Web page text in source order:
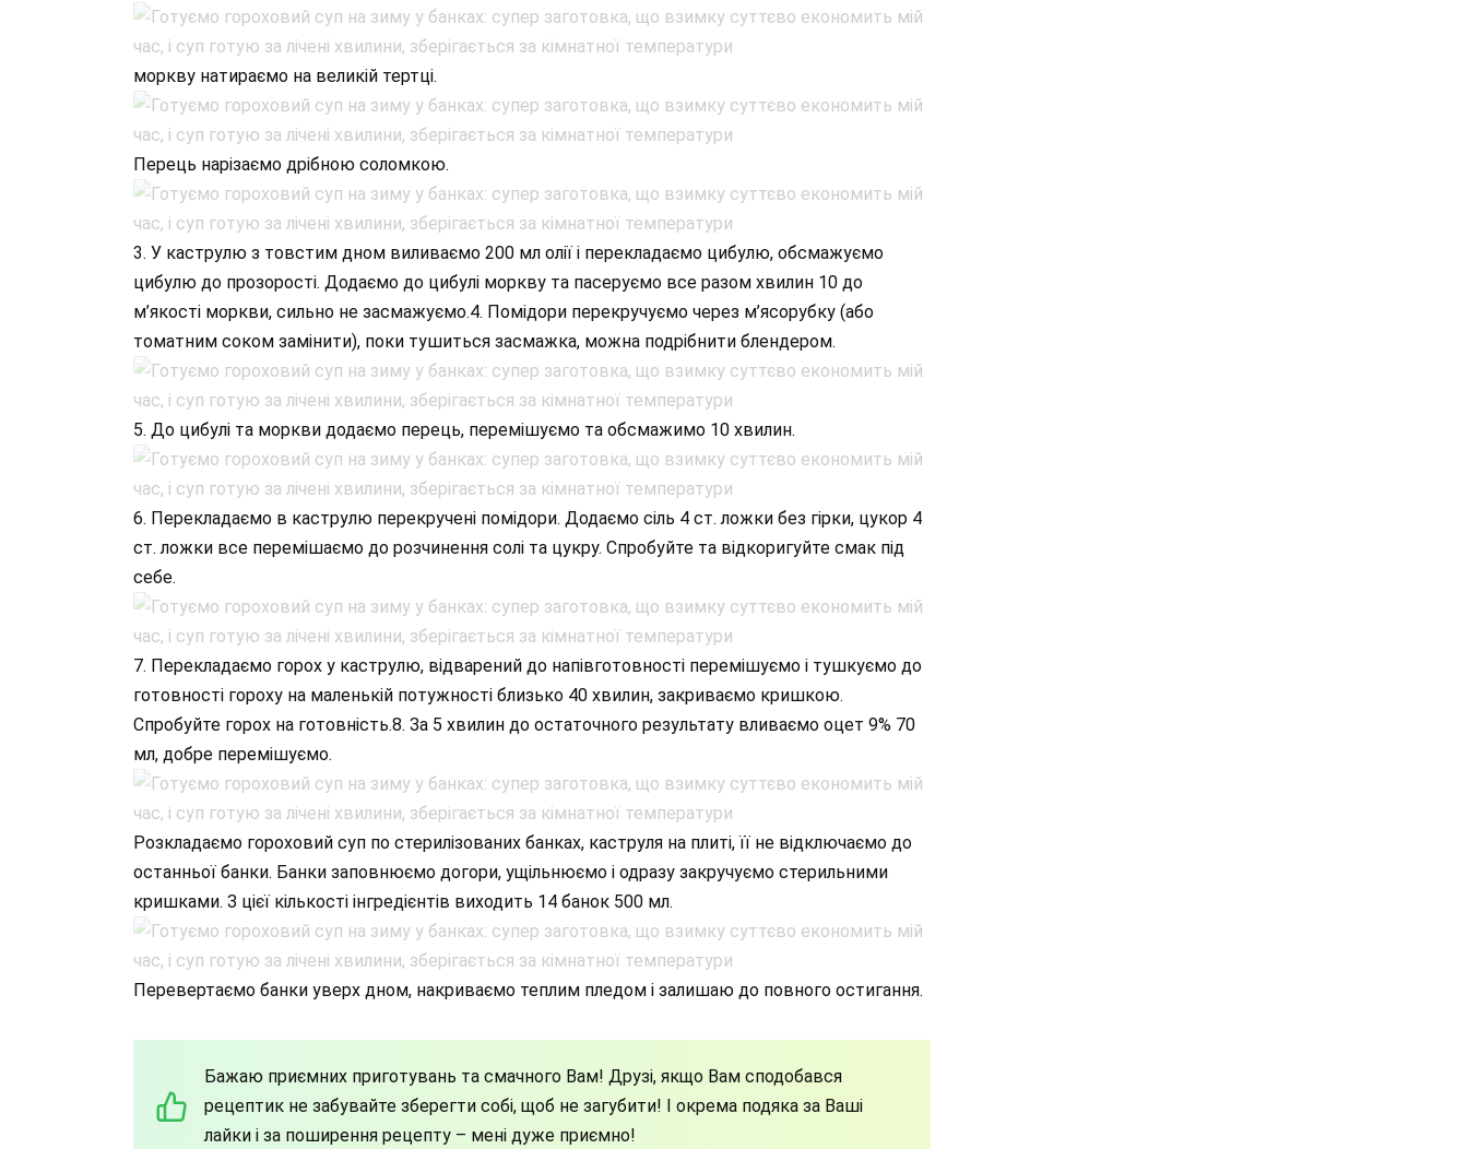
моркву натираємо на великій тертці.
Перець нарізаємо дрібною соломкою.
3. У каструлю з товстим дном виливаємо 200 мл олії і перекладаємо цибулю, обсмажуємо
цибулю до прозорості. Додаємо до цибулі моркву та пасеруємо все разом хвилин 10 до
м’якості моркви, сильно не засмажуємо.4. Помідори перекручуємо через м’ясорубку (або
томатним соком замінити), поки тушиться засмажка, можна подрібнити блендером.
5. До цибулі та моркви додаємо перець, перемішуємо та обсмажимо 10 хвилин.
6. Перекладаємо в каструлю перекручені помідори. Додаємо сіль 4 ст. ложки без гірки, цукор 4
ст. ложки все перемішаємо до розчинення солі та цукру. Спробуйте та відкоригуйте смак під
себе.
7. Перекладаємо горох у каструлю, відварений до напівготовності перемішуємо і тушкуємо до
готовності гороху на маленькій потужності близько 40 хвилин, закриваємо кришкою.
Спробуйте горох на готовність.8. За 5 хвилин до остаточного результату вливаємо оцет 9% 70
мл, добре перемішуємо.
Розкладаємо гороховий суп по стерилізованих банках, каструля на плиті, її не відключаємо до
останньої банки. Банки заповнюємо догори, ущільнюємо і одразу закручуємо стерильними
кришками. З цієї кількості інгредієнтів виходить 14 банок 500 мл.
Перевертаємо банки уверх дном, накриваємо теплим пледом і залишаю до повного остигання.
Бажаю приємних приготувань та смачного Вам! Друзі, якщо Вам сподобався
рецептик не забувайте зберегти собі, щоб не загубити! І окрема подяка за Ваші
лайки і за поширення рецепту – мені дуже приємно!